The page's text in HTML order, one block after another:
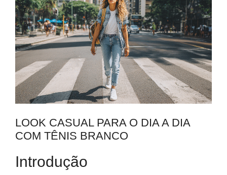
LOOK CASUAL PARA O DIA A DIA
COM TÊNIS BRANCO
Introdução